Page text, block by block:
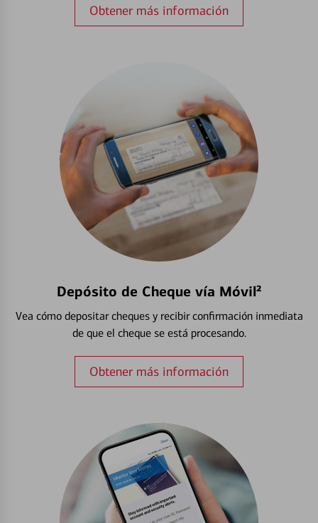
Obtener más información
Depósito de Cheque vía Móvil²
Vea cómo depositar cheques y recibir confirmación inmediata
de que el cheque se está procesando.
Obtener más información